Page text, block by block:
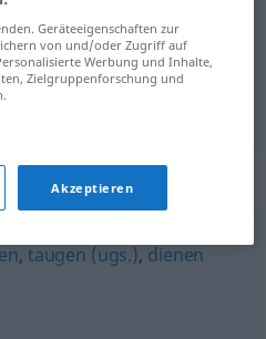
"eignen"
, taugen (ugs.), dienen
Geräteeigenschaften zur
von und/oder Zugriff auf
Werbung und Inhalte,
Zielgruppenforschung und
Akzeptieren